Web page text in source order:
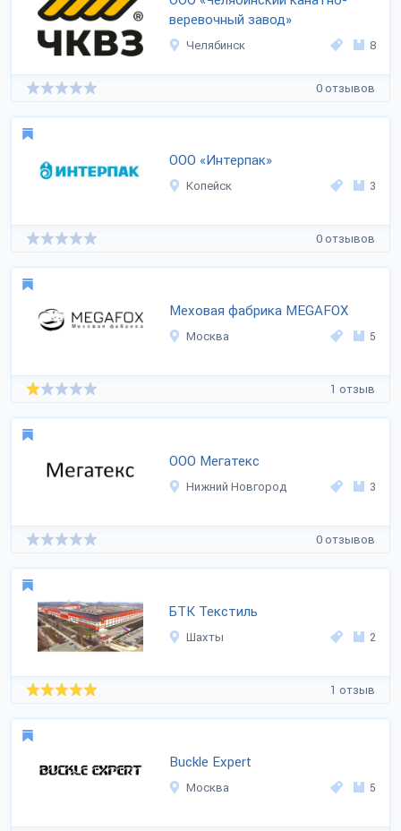
веревочный завод»
Челябинск 8
0 отзывов
ООО «Интерпак»
Копейск 3
0 отзывов
Меховая фабрика MEGAFOX
Москва 5
1 отзыв
ООО Мегатекс
Нижний Новгород 3
0 отзывов
БТК Текстиль
Шахты 2
1 отзыв
Buckle Expert
Москва 5